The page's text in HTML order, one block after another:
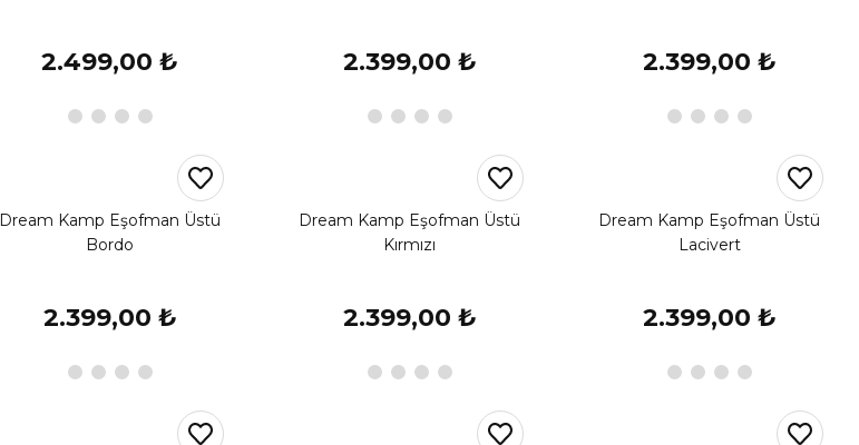
2.499,00 ₺ 2.399,00 ₺ 2.399,00 ₺
Dream Kamp Eşofman Üstü
Bordo
2.399,00 ₺
Dream Kamp Eşofman Üstü
Kırmızı
2.399,00 ₺
Dream Kamp Eşofman Üstü
Lacivert
2.399,00 ₺